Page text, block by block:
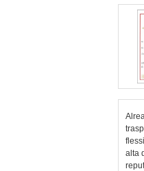
alta